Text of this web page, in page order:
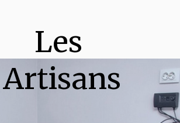
Les
Artisans